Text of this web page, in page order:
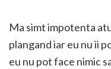
Ma simt impotenta
plangand iar eu nu ii
eu nu pot face nimic